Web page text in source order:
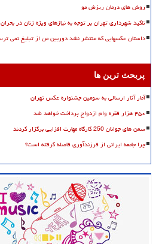
روش های درمان ریزش مو
تاکید شهرداری تهران بر توجه به نیازهای ویژه زنان در
داستان عکسهایی که منتشر نشد دوربین من از تبلیغ نمی
پربحث ترین ها
آمار آثار ارسالی به سومین جشنواره عکس تهران
۴۵۰ هزار فقره وام ازدواج پرداخت خواهد شد
سمن های جوانان 250 کارگاه مهارت افزایی برگزار کردند
چرا جامعه ایرانی از فرزندآوری فاصله گرفته است؟